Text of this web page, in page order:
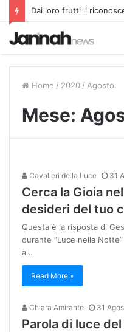
Dai loro frutti li
Home / 2020 / Agosto
Mese:
Cavalieri della Luce 31
Cerca la Gioia
desideri del tuo
Questa è la risposta di
durante “Luce nella
a…
Read More »
Chiara Amirante 31
Parola di luce